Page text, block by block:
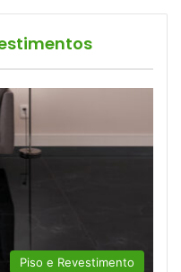
Piso e Revestimento